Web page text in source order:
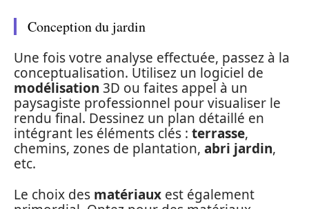
Conception du jardin
Une fois votre analyse effectuée, passez à la
conceptualisation. Utilisez un logiciel de
modélisation 3D ou faites appel à un
paysagiste professionnel pour visualiser le
rendu final. Dessinez un plan détaillé en
intégrant les éléments clés : terrasse,
chemins, zones de plantation, abri jardin,
etc.
Le choix des matériaux est également